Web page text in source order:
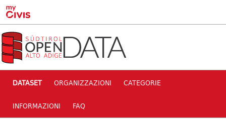
Skip to main content
DATASET ORGANIZZAZIONI CATEGORIE
INFORMAZIONI FAQ